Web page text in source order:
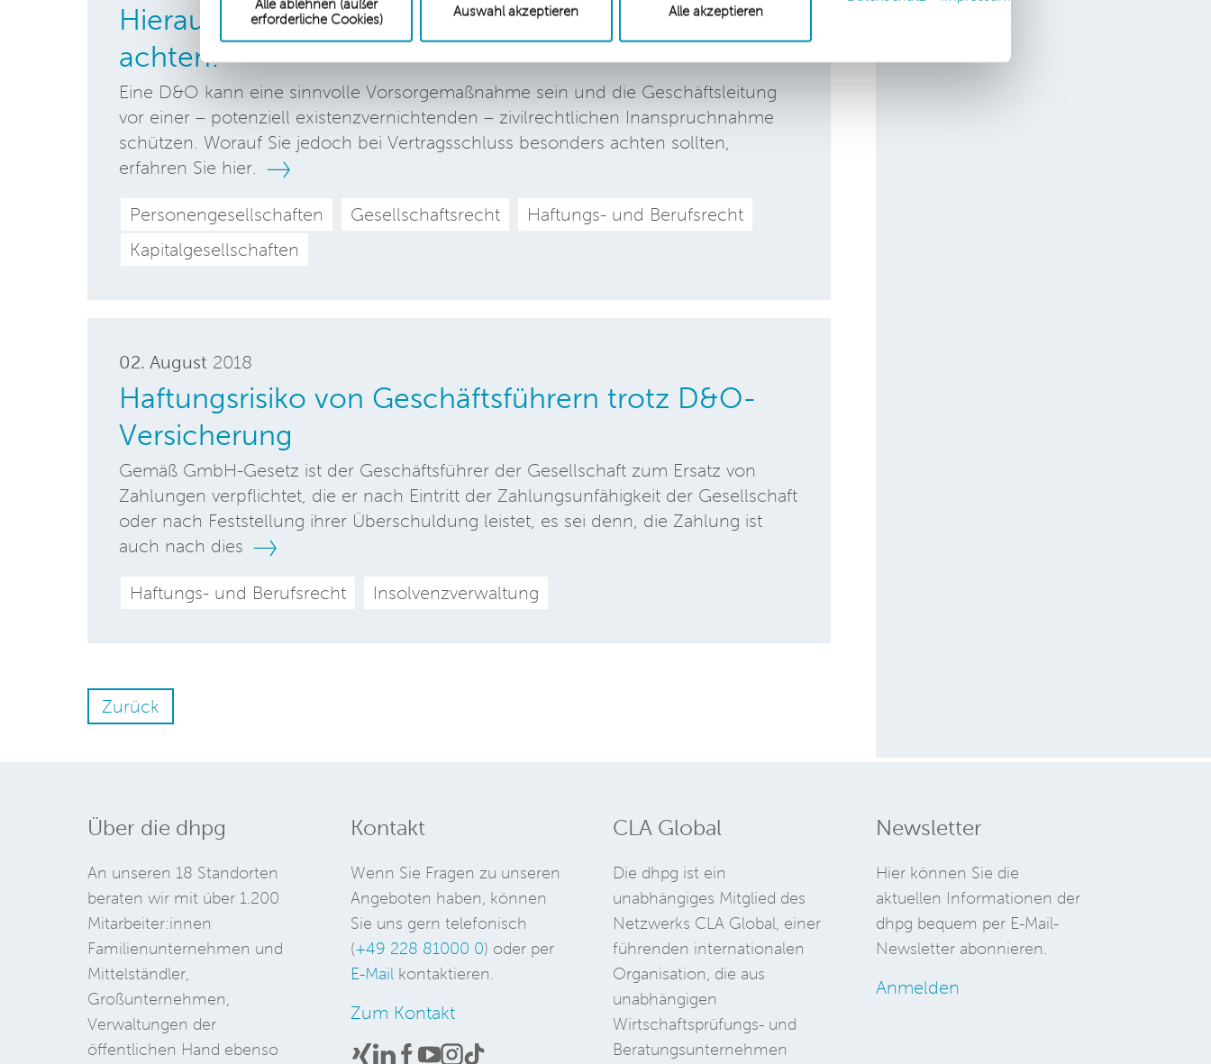
Alle ablehnen (außer
erforderliche Cookies)
Auswahl akzeptieren Alle akzeptieren
Hierauf sollten Sie bei Vertragsschluss unbedingt
achten!
Eine D&O kann eine sinnvolle Vorsorgemaßnahme sein und die Geschäftsleitung
vor einer – potenziell existenzvernichtenden – zivilrechtlichen Inanspruchnahme
schützen. Worauf Sie jedoch bei Vertragsschluss besonders achten sollten,
erfahren Sie hier.
Personengesellschaften Gesellschaftsrecht
Haftungs- und Berufsrecht
Kapitalgesellschaften
02. August 2018
Haftungsrisiko von Geschäftsführern trotz D&O-
Versicherung
Gemäß GmbH-Gesetz ist der Geschäftsführer der Gesellschaft zum Ersatz von
Zahlungen verpflichtet, die er nach Eintritt der Zahlungsunfähigkeit der Gesellschaft
oder nach Feststellung ihrer Überschuldung leistet, es sei denn, die Zahlung ist
auch nach dies
Haftungs- und Berufsrecht Insolvenzverwaltung
Zurück
Über die dhpg
An unseren 18 Standorten
beraten wir mit über 1.200
Mitarbeiter:innen
Familienunternehmen und
Mittelständler,
Großunternehmen,
Verwaltungen der
öffentlichen Hand ebenso
Kontakt
Wenn Sie Fragen zu unseren
Angeboten haben, können
Sie uns gern telefonisch
(+49 228 81000 0) oder per
E-Mailkontaktieren.
Zum Kontakt
CLA Global
Die dhpg ist ein
unabhängiges Mitglied des
Netzwerks CLA Global, einer
führenden internationalen
Organisation, die aus
unabhängigen
Wirtschaftsprüfungs- und
Beratungsunternehmen
Newsletter
Hier können Sie die
aktuellen Informationen der
dhpg bequem per E-Mail-
Newsletter abonnieren.
Anmelden